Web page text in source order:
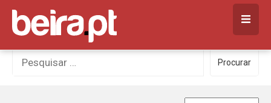
Skip
content
Procurar
por:
Procurar